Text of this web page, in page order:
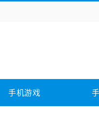
图形软件 安全相
未分类 综合其
手机游戏